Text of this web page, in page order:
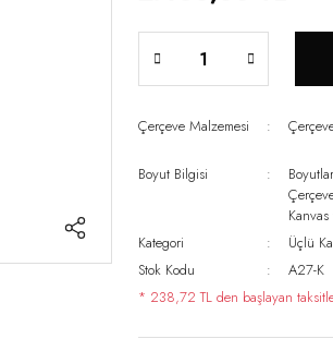
Çerçeve Malzemesi
Boyut Bilgisi
Kategori
Üçlü
Stok Kodu
A27-K
* 238,72 TL den başlayan